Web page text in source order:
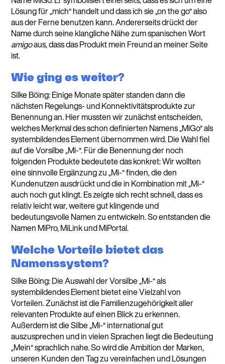
Lösung für „mich“ handelt und dass ich sie „on the go“ also
aus der Ferne benutzen kann. Andererseits drückt der
Name durch seine klangliche Nähe zum spanischen Wort
amigoaus, dass das Produkt mein Freund an meiner Seite
ist.
Wie ging es weiter?
Silke Böing: Einige Monate später standen dann die
nächsten Regelungs- und Konnektivitätsprodukte zur
Benennung an. Hier mussten wir zunächst entscheiden,
welches Merkmal des schon definierten Namens „MiGo“ als
systembildendes Element übernommen wird. Die Wahl fiel
auf die Vorsilbe „Mi-“. Für die Benennung der noch
folgenden Produkte bedeutete das konkret: Wir wollten
eine sinnvolle Ergänzung zu „Mi-“ finden, die den
Kundenutzen ausdrückt und die in Kombination mit „Mi-“
auch noch gut klingt. Es zeigte sich recht schnell, dass es
relativ leicht war, weitere gut klingende und
bedeutungsvolle Namen zu entwickeln. So entstanden die
Namen MiPro, MiLink und MiPortal.
Welche Vorteile bietet das
Namenssystem?
Silke Böing: Die Auswahl der Vorsilbe „Mi-“ als
systembildendes Element bietet eine Vielzahl von
Vorteilen. Zunächst ist die Familienzugehörigkeit aller
relevanten Produkte auf einen Blick zu erkennen.
Außerdem ist die Silbe „Mi-“ international gut
auszusprechen und in vielen Sprachen liegt die Bedeutung
„Mein“ sprachlich nahe. So wird die Ambition der Marken,
unseren Kunden den Tag zu vereinfachen und Lösungen